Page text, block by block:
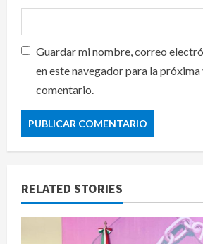
Guardar mi nombre, correo
en este navegador para la próxima
comentario.
RELATED STORIES